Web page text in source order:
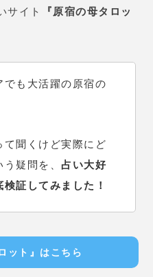
サイト
『原宿の母タロッ
でも大活躍の原宿の
て聞くけど実際にど
疑問を、 占い大好
検証してみました！
ット』はこちら